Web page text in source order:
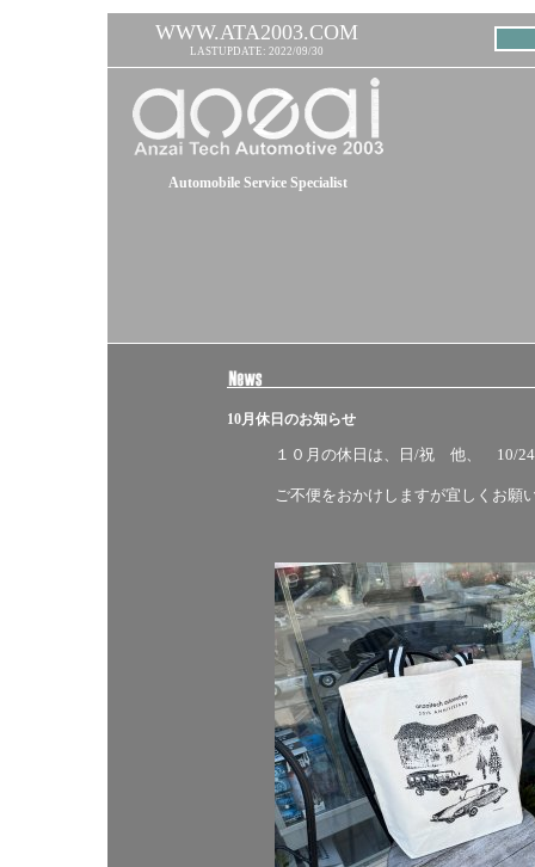
WWW.ATA2003.COM
LASTUPDATE: 2022/09/30
Automobile Service Specialist
10月休日のお知らせ
１０月の休日は、日/祝 他、 10/
ご不便をおかけしますが宜しくお願